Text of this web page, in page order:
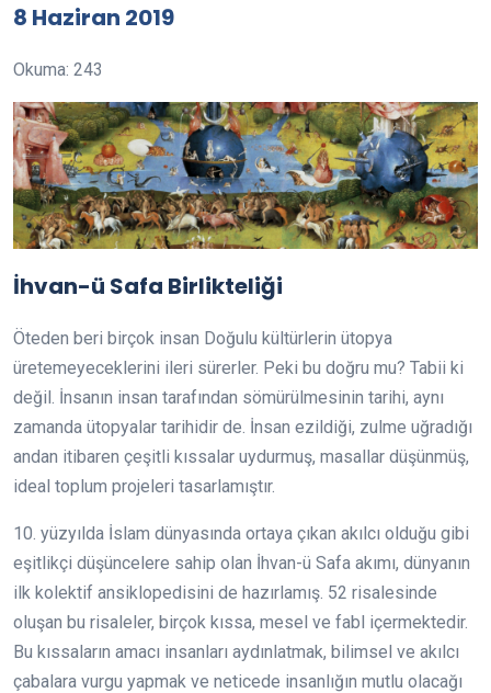
8 Haziran 2019
Okuma: 243
İhvan-ü Safa Birlikteliği
Öteden beri birçok insan Doğulu kültürlerin ütopya
üretemeyeceklerini ileri sürerler. Peki bu doğru mu? Tabii ki
değil. İnsanın insan tarafından sömürülmesinin tarihi, aynı
zamanda ütopyalar tarihidir de. İnsan ezildiği, zulme uğradığı
andan itibaren çeşitli kıssalar uydurmuş, masallar düşünmüş,
ideal toplum projeleri tasarlamıştır.
10. yüzyılda İslam dünyasında ortaya çıkan akılcı olduğu gibi
eşitlikçi düşüncelere sahip olan İhvan-ü Safa akımı, dünyanın
ilk kolektif ansiklopedisini de hazırlamış. 52 risalesinde
oluşan bu risaleler, birçok kıssa, mesel ve fabl içermektedir.
Bu kıssaların amacı insanları aydınlatmak, bilimsel ve akılcı
çabalara vurgu yapmak ve neticede insanlığın mutlu olacağı